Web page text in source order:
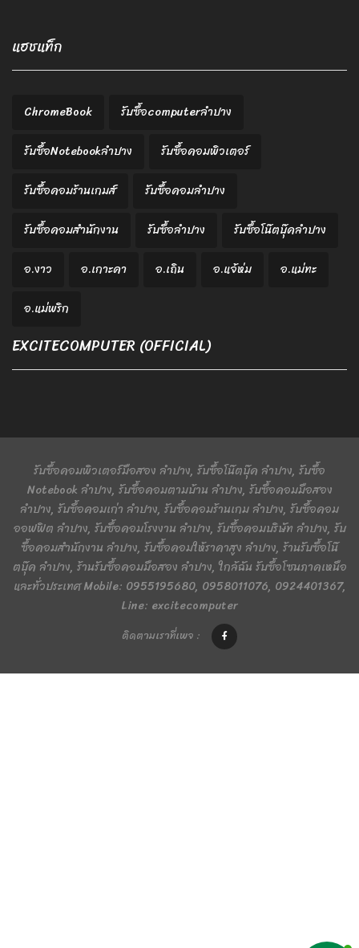
แฮชแท็ก
ChromeBook
รับซื้อcomputerลำปาง
รับซื้อNotebookลำปาง
รับซื้อคอมพิวเตอร์
รับซื้อคอมร้านเกมส์
รับซื้อคอมลำปาง
รับซื้อคอมสำนักงาน
รับซื้อลำปาง
รับซื้อโน๊ตบุ๊คลำปาง
อ.งาว
อ.เกาะคา อ.เถิน อ.แจ้ห่ม
อ.แม่ทะ
อ.แม่พริก
EXCITECOMPUTER (OFFICIAL)
รับซื้อคอมพิวเตอร์มือสอง ลำปาง, รับซื้อโน๊ตบุ๊ค ลำปาง, รับซื้อ
Notebook ลำปาง, รับซื้อคอมตามบ้าน ลำปาง, รับซื้อคอมมือสอง
ลำปาง, รับซื้อคอมเก่า ลำปาง, รับซื้อคอมร้านเกม ลำปาง, รับซื้อคอม
ออฟฟิต ลำปาง, รับซื้อคอมโรงงาน ลำปาง, รับซื้อคอมบริษัท ลำปาง, รับ
ซื้อคอมสำนักงาน ลำปาง, รับซื้อคอมให้ราคาสูง ลำปาง, ร้านรับซื้อโน๊
ตบุ๊ค ลำปาง, ร้านรับซื้อคอมมือสอง ลำปาง, ใกล้ฉัน รับซื้อโซนภาคเหนือ
และทั่วประเทศ Mobile: 0955195680, 0958011076, 0924401367,
Line: excitecomputer
ติดตามเราที่เพจ :